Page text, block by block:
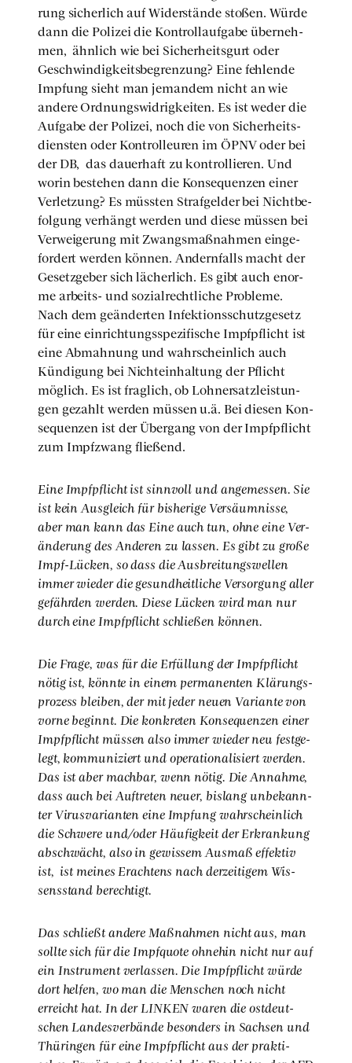
rung sicher­lich auf Wider­stän­de sto­ßen. Wür­de
dann die Poli­zei die Kon­troll­auf­ga­be über­neh­
men, ähn­lich wie bei Sicher­heits­gurt oder
Geschwin­dig­keits­be­gren­zung? Eine feh­len­de
Imp­fung sieht man jeman­dem nicht an wie
ande­re Ord­nungs­wid­rig­kei­ten. Es ist weder die
Auf­ga­be der Poli­zei, noch die von Sicher­heits­
diens­ten oder Kon­trol­leu­ren im ÖPNV oder bei
der DB, das dau­er­haft zu kon­trol­lie­ren. Und
wor­in bestehen dann die Kon­se­quen­zen einer
Ver­let­zung? Es müss­ten Straf­gel­der bei Nicht­be­
fol­gung ver­hängt wer­den und die­se müs­sen bei
Ver­wei­ge­rung mit Zwangs­maß­nah­men ein­ge­
for­dert wer­den kön­nen. Andern­falls macht der
Gesetz­ge­ber sich lächer­lich. Es gibt auch enor­
me arbeits- und sozi­al­recht­li­che Pro­ble­me.
Nach dem geän­der­ten Infek­ti­ons­schutz­ge­setz
für eine ein­rich­tungs­spe­zi­fi­sche Impf­pflicht ist
eine Abmah­nung und wahr­schein­lich auch
Kün­di­gung bei Nicht­ein­hal­tung der Pflicht
mög­lich. Es ist frag­lich, ob Lohn­er­satz­leis­tun­
gen gezahlt wer­den müs­sen u.ä. Bei die­sen Kon­
se­quen­zen ist der Über­gang von der Impf­pflicht
zum Impf­zwang flie­ßend.
Eine Impf­pflicht ist sinn­voll und ange­mes­sen. Sie
ist kein Aus­gleich für bis­he­ri­ge Ver­säum­nis­se,
aber man kann das Eine auch tun, ohne eine Ver­
än­de­rung des Ande­ren zu las­sen. Es gibt zu gro­ße
Impf-Lücken, so dass die Aus­brei­tungs­wel­len
immer wie­der die gesund­heit­li­che Ver­sor­gung aller
gefähr­den wer­den. Die­se Lücken wird man nur
durch eine Impf­pflicht schlie­ßen kön­nen.
Die Fra­ge, was für die Erfül­lung der Impf­pflicht
nötig ist, könn­te in einem per­ma­nen­ten Klä­rungs­
pro­zess blei­ben, der mit jeder neu­en Vari­an­te von
vor­ne beginnt. Die kon­kre­ten Kon­se­quen­zen einer
Impf­pflicht müs­sen also immer wie­der neu fest­ge­
legt, kom­mu­ni­ziert und ope­ra­tio­na­li­siert wer­den.
Das ist aber mach­bar, wenn nötig. Die Annah­me,
dass auch bei Auf­tre­ten neu­er, bis­lang unbe­kann­
ter Virus­va­ri­an­ten eine Imp­fung wahr­schein­lich
die Schwe­re und/oder Häu­fig­keit der Erkran­kung
abschwächt, also in gewis­sem Aus­maß effek­tiv
ist, ist mei­nes Erach­tens nach der­zei­ti­gem Wis­
sens­stand berech­tigt.
Das schließt ande­re Maß­nah­men nicht aus, man
soll­te sich für die Impf­quo­te ohne­hin nicht nur auf
ein Instru­ment ver­las­sen. Die Impf­pflicht wür­de
dort hel­fen, wo man die Men­schen noch nicht
erreicht hat. In der LINKEN waren die ost­deut­
schen Lan­des­ver­bän­de beson­ders in Sach­sen und
Thü­rin­gen für eine Impf­pflicht aus der prak­ti­